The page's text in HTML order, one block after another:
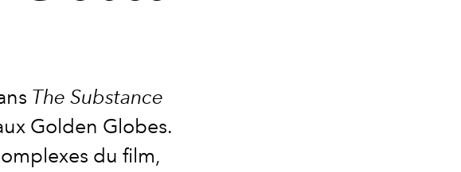
The Substance
Golden Globes.
du film,